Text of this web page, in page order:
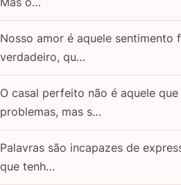
Nosso amor é aquele sentimento
verdadeiro, qu…
O casal perfeito não é aquele
problemas, mas s…
Palavras são incapazes de
que tenh…